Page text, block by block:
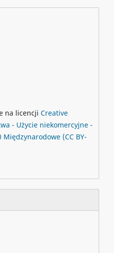
na licencji Creative
- Użycie niekomercyjne -
Międzynarodowe (CC BY-